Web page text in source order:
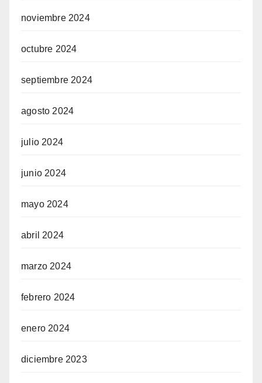
noviembre 2024
octubre 2024
septiembre 2024
agosto 2024
julio 2024
junio 2024
mayo 2024
abril 2024
marzo 2024
febrero 2024
enero 2024
diciembre 2023